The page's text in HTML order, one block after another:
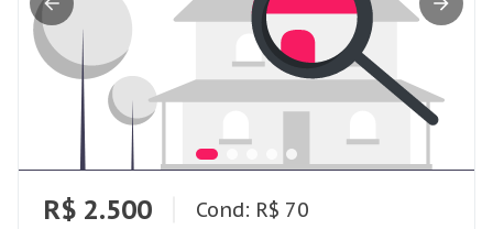
R$ 2.500 Cond: R$ 70